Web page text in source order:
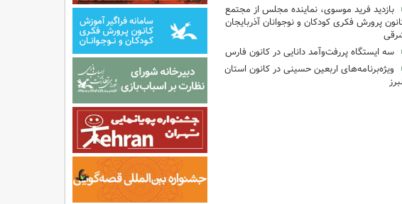
بازدید فرید موسوی، نماینده مجلس از مجتمع
پرورش فکری کودکان و نوجوانان آذربایجان
سه ایستگاه پررفت‌وآمد دانایی در کانون فارس
ویژه‌برنامه‌های اربعین حسینی در کانون استان